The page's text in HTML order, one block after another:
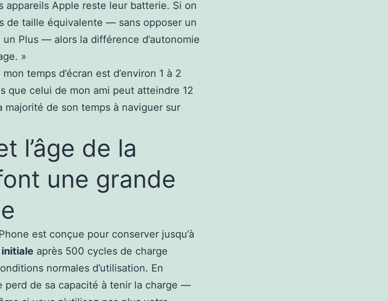
appareils Apple reste leur batterie. Si on
de taille équivalente — sans opposer un
Plus — alors la différence d’autonomie
»
temps d’écran est d’environ 1 à 2
que celui de mon ami peut atteindre 12
majorité de son temps à naviguer sur
l’âge de la
une grande
est conçue pour conserver jusqu’à
après 500 cycles de charge
normales d’utilisation. En
perd de sa capacité à tenir la charge —